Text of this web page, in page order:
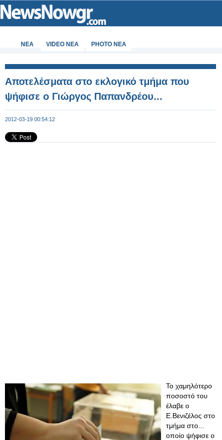
ΝΕΑ VIDEO NEA PHOTO NEA
Αποτελέσματα στο εκλογικό τμήμα που
ψήφισε ο Γιώργος Παπανδρέου...
2012-03-19 00:54:12
Το χαμηλότερο
ποσοστό του
έλαβε ο
Ε.Βενιζέλος στο
τμήμα στο...
οποίο ψήφισε ο